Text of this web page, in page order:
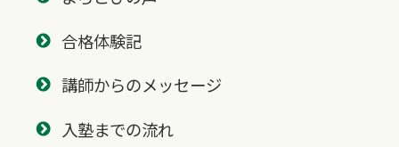
合格体験記
講師からのメッセージ
入塾までの流れ